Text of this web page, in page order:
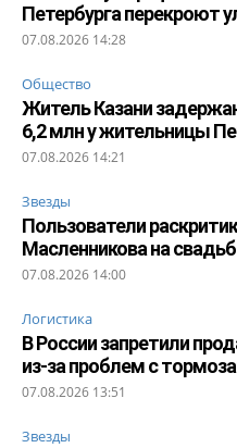
Петербурга перекроют
07.08.2026 14:28
Общество
Житель Казани
6,2 млн у жительницы
07.08.2026 14:21
Звезды
Пользователи
Масленникова на
07.08.2026 14:00
Логистика
В России запретили
из-за проблем с
07.08.2026 13:51
Звезды